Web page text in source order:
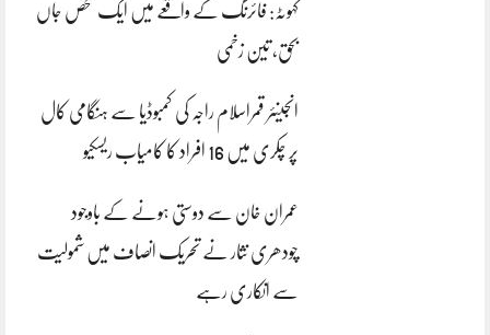
کہوٹہ: فائرنگ کے واقعے میں ایک شخص جاں
بحق، تین زخمی
انجینئر قمراسلام راجہ کی کمبوڈیا سے ہنگامی کال
پر چکری میں 16 افراد کا کامیاب ریسکیو
عمران خان سے دوستی ہونے کے باوجود
چودھری نثار نے تحریک انصاف میں شمولیت
سے انکاری رہے